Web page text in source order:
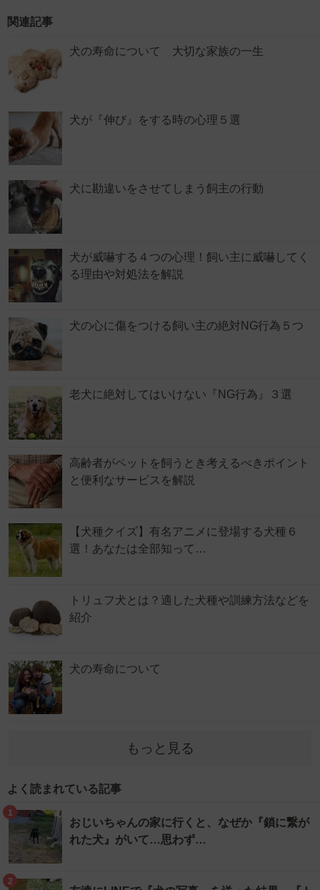
関連記事
犬の寿命について 大切な家族の一生
犬が『伸び』をする時の心理５選
犬に勘違いをさせてしまう飼主の行動
犬が威嚇する４つの心理！飼い主に威嚇してく
る理由や対処法を解説
犬の心に傷をつける飼い主の絶対NG行為５つ
老犬に絶対してはいけない『NG行為』３選
高齢者がペットを飼うとき考えるべきポイント
と便利なサービスを解説
【犬種クイズ】有名アニメに登場する犬種６
選！あなたは全部知って…
トリュフ犬とは？適した犬種や訓練方法などを
紹介
犬の寿命について
もっと見る
よく読まれている記事
1
おじいちゃんの家に行くと、なぜか『鎖に繋が
れた犬』がいて…思わず…
2